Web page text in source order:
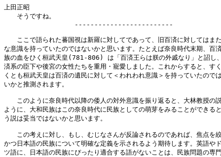
上田正昭
そうですね。
-------------------------
ここで語られた蕃国視は新羅に対してであって、旧百済に対してはま
な意識を持っていたのではないかと思います。たとえば奈良時代末期、百
族の血をひく桓武天皇(781-806) は「百済王らは朕の外戚なり」と詔し
済系の臣下や後宮の女性たちを重用・寵愛しました。これからすると、す
くとも桓武天皇は百済の遺民に対して＜われわれ意識＞を持っていたので
いかと推測されます。
このように奈良時代以降の倭人の対外意識を振り返ると、大林教授の
ように、大和民族はこの奈良時代に民族としての萌芽をみることができる
う説は妥当ではないかと思います。
この考えに対し、もし、むじなさんが反論されるのであれば、焦点を
かつ日本語の民族について明確な定義を示されるよう期待します。英語や
ツ語に、日本語の民族にぴったり適合する語がないことは、民族問題の専